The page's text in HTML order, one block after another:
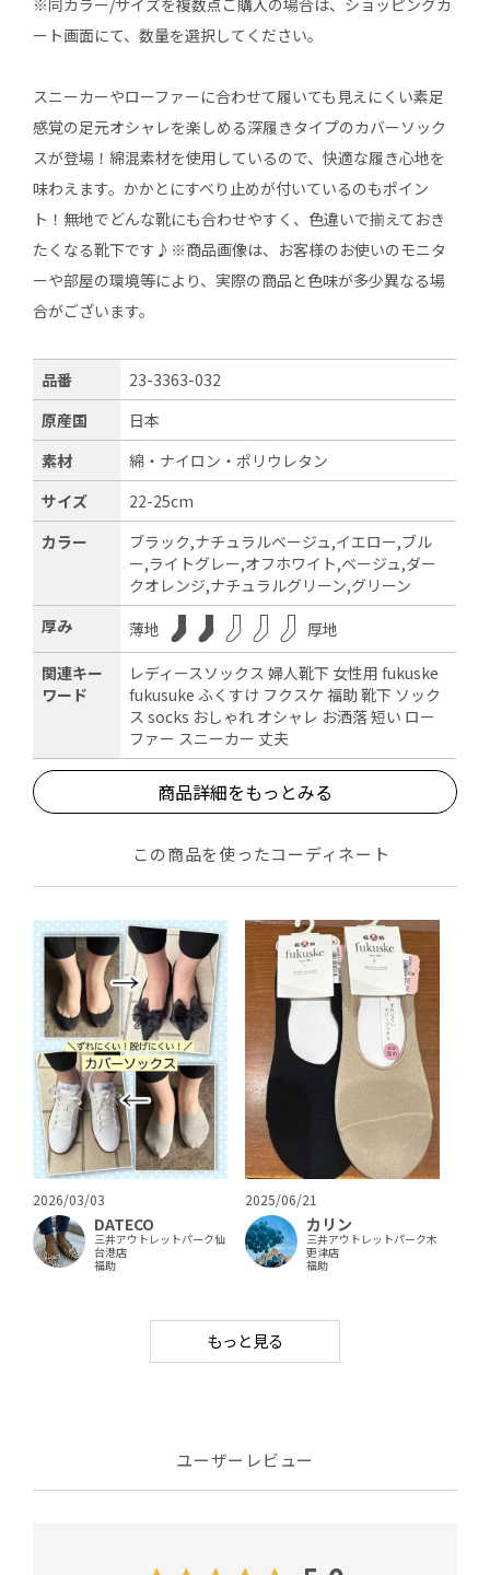
ート画面にて、数量を選択してください。
スニーカーやローファーに合わせて履いても見えにくい素足
感覚の足元オシャレを楽しめる深履きタイプのカバーソック
スが登場！綿混素材を使用しているので、快適な履き心地を
味わえます。かかとにすべり止めが付いているのもポイン
ト！無地でどんな靴にも合わせやすく、色違いで揃えておき
たくなる靴下です♪※商品画像は、お客様のお使いのモニタ
ーや部屋の環境等により、実際の商品と色味が多少異なる場
合がございます。
品番
23-3363-032
原産国
日本
素材
綿・ナイロン・ポリウレタン
サイズ
22-25cm
カラー
ブラック,ナチュラルベージュ,イエロー,ブル
ー,ライトグレー,オフホワイト,ベージュ,ダー
クオレンジ,ナチュラルグリーン,グリーン
厚み
薄地
厚地
関連キー
ワード
レディースソックス 婦人靴下 女性用 fukuske
fukusuke ふくすけ フクスケ 福助 靴下 ソック
ス socks おしゃれ オシャレ お洒落 短い ロー
ファー スニーカー 丈夫
商品詳細をもっとみる
この商品を使ったコーディネート
2026/03/03
DATECO
三井アウトレットパーク仙
台港店
福助
2025/06/21
カリン
三井アウトレットパーク木
更津店
福助
もっと見る
ユーザーレビュー